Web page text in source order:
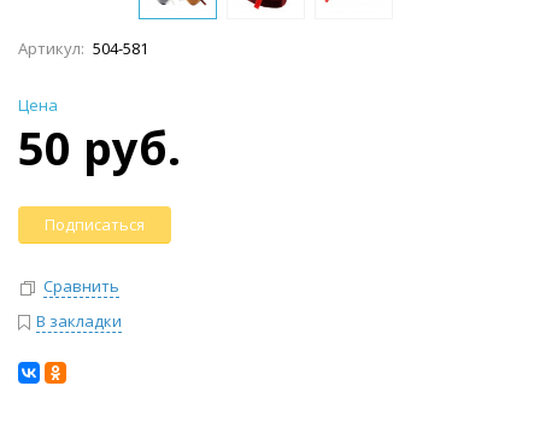
Артикул: 504-581
Цена
50 руб.
Подписаться
Сравнить
В закладки